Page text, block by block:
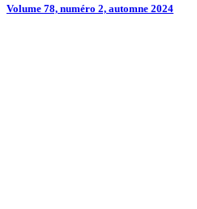
Volume 78, numéro 2, automne 2024